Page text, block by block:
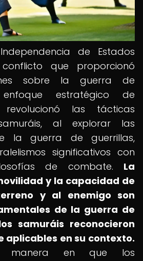
de Estados
que proporcionó
sobre la guerra de
estratégico de
las tácticas
al explorar las
la guerra de guerrillas,
significativos con
de combate. La
y la capacidad de
y al enemigo son
de la guerra de
samuráis reconocieron
aplicables en su contexto.
manera en que los